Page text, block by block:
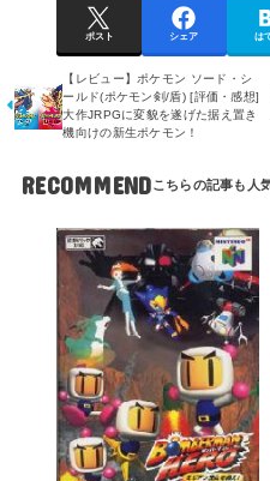
ポスト シェア は
【レビュー】ポケモン ソード・シ
ールド(ポケモン剣/盾) [評価・感想]
大作JRPGに変貌を遂げた据え置き
機向けの新生ポケモン！
RECOMMEND